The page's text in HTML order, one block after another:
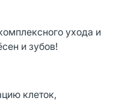
ухода и
и зубов!
клеток,